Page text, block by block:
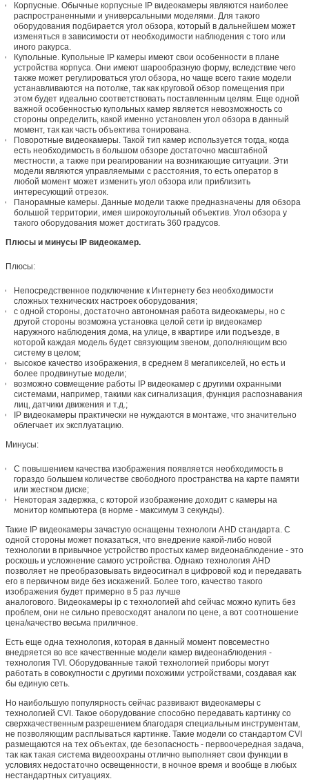
Корпусные. Обычные корпусные IP видеокамеры являются наиболее
распространенными и универсальными моделями. Для такого
оборудования подбирается угол обзора, который в дальнейшем может
изменяться в зависимости от необходимости наблюдения с того или
иного ракурса.
Купольные. Купольные IP камеры имеют свои особенности в плане
устройства корпуса. Они имеют шарообразную форму, вследствие чего
также может регулироваться угол обзора, но чаще всего такие модели
устанавливаются на потолке, так как круговой обзор помещения при
этом будет идеально соответствовать поставленным целям. Еще одной
важной особенностью купольных камер является невозможность со
стороны определить, какой именно установлен угол обзора в данный
момент, так как часть объектива тонирована.
Поворотные видеокамеры. Такой тип камер используется тогда, когда
есть необходимость в большом обзоре достаточно масштабной
местности, а также при реагировании на возникающие ситуации. Эти
модели являются управляемыми с расстояния, то есть оператор в
любой момент может изменить угол обзора или приблизить
интересующий отрезок.
Панорамные камеры. Данные модели также предназначены для обзора
большой территории, имея широкоугольный объектив. Угол обзора у
такого оборудования может достигать 360 градусов.
Плюсы и минусы IP видеокамер.
Плюсы:
Непосредственное подключение к Интернету без необходимости
сложных технических настроек оборудования;
с одной стороны, достаточно автономная работа видеокамеры, но с
другой стороны возможна установка целой сети ip видеокамер
наружного наблюдения дома, на улице, в квартире или подъезде, в
которой каждая модель будет связующим звеном, дополняющим всю
систему в целом;
высокое качество изображения, в среднем 8 мегапикселей, но есть и
более продвинутые модели;
возможно совмещение работы IP видеокамер с другими охранными
системами, например, такими как сигнализация, функция распознавания
лиц, датчики движения и т.д.;
IP видеокамеры практически не нуждаются в монтаже, что значительно
облегчает их эксплуатацию.
Минусы:
С повышением качества изображения появляется необходимость в
гораздо большем количестве свободного пространства на карте памяти
или жестком диске;
Некоторая задержка, с которой изображение доходит с камеры на
монитор компьютера (в норме - максимум 3 секунды).
Такие IP видеокамеры зачастую оснащены технологи AHD стандарта. С
одной стороны может показаться, что внедрение какой-либо новой
технологии в привычное устройство простых камер видеонаблюдение - это
роскошь и усложнение самого устройства. Однако технология AHD
позволяет не преобразовывать видеосигнал в цифровой код и передавать
его в первичном виде без искажений. Более того, качество такого
изображения будет примерно в 5 раз лучше
аналогового. Видеокамеры ip с технологией ahd сейчас можно купить без
проблем, они не сильно превосходят аналоги по цене, а вот соотношение
цена/качество весьма приличное.
Есть еще одна технология, которая в данный момент повсеместно
внедряется во все качественные модели камер видеонаблюдения -
технология TVI. Оборудованные такой технологией приборы могут
работать в совокупности с другими похожими устройствами, создавая как
бы единую сеть.
Но наибольшую популярность сейчас развивают видеокамеры с
технологией CVI. Такое оборудование способно передавать картинку со
сверхкачественным разрешением благодаря специальным инструментам,
не позволяющим расплываться картинке. Такие модели со стандартом CVI
размещаются на тех объектах, где безопасность - первоочередная задача,
так как такая система видеоохраны отлично выполняет свои функции в
условиях недостаточно освещенности, в ночное время и вообще в любых
нестандартных ситуациях.